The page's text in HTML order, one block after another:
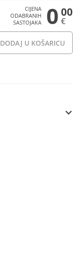
CIJENA
ODABRANIH
SASTOJAKA
0 00
€
DODAJ U KOŠARICU